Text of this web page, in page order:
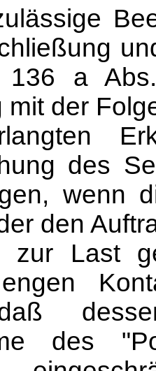
a
mit der
des
wenn
den
zur Last
des